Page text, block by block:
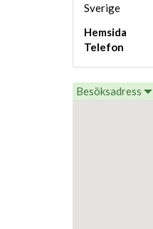
Sverige
Hemsida
Telefon
Besöksadress